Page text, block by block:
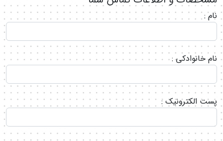
نام :
نام خانوادکی :
پست الکترونیک :